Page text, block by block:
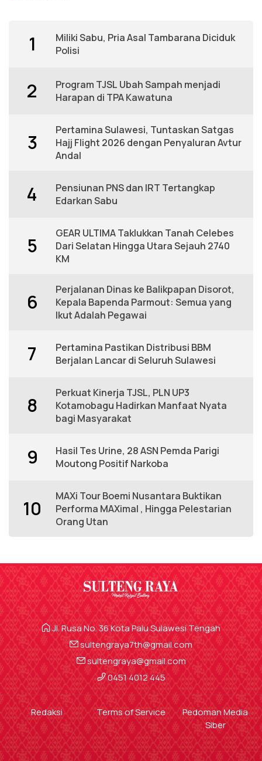
1
Miliki Sabu, Pria Asal Tambarana Diciduk
Polisi
2
Program TJSL Ubah Sampah menjadi
Harapan di TPA Kawatuna
3
Pertamina Sulawesi, Tuntaskan Satgas
Hajj Flight 2026 dengan Penyaluran Avtur
Andal
4
Pensiunan PNS dan IRT Tertangkap
Edarkan Sabu
5
GEAR ULTIMA Taklukkan Tanah Celebes
Dari Selatan Hingga Utara Sejauh 2740
KM
6
Perjalanan Dinas ke Balikpapan Disorot,
Kepala Bapenda Parmout: Semua yang
Ikut Adalah Pegawai
7
Pertamina Pastikan Distribusi BBM
Berjalan Lancar di Seluruh Sulawesi
8
Perkuat Kinerja TJSL, PLN UP3
Kotamobagu Hadirkan Manfaat Nyata
bagi Masyarakat
9
Hasil Tes Urine, 28 ASN Pemda Parigi
Moutong Positif Narkoba
10
MAXi Tour Boemi Nusantara Buktikan
Performa MAXimal , Hingga Pelestarian
Orang Utan
Jl. Rusa No. 36 Kota Palu Sulawesi Tengah
sultengraya7th@gmail.com
sultengraya@gmail.com
0451 4012 445
Redaksi Terms of Service
Pedoman Media
Siber